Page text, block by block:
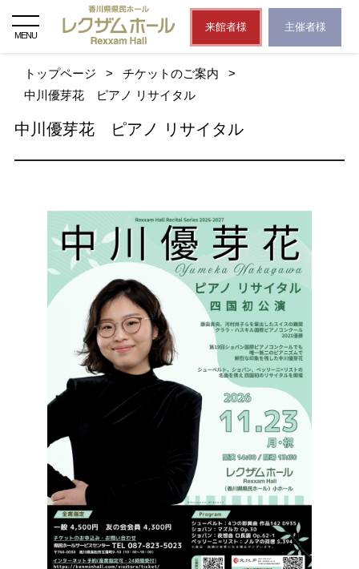
MENU
来館者様 主催者様
トップページ > チケットのご案内
>
中川優芽花 ピアノ リサイタル
中川優芽花 ピアノ リサイタル